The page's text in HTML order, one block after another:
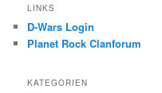
LINKS
D-Wars Login
Planet Rock Clanforum
KATEGORIEN